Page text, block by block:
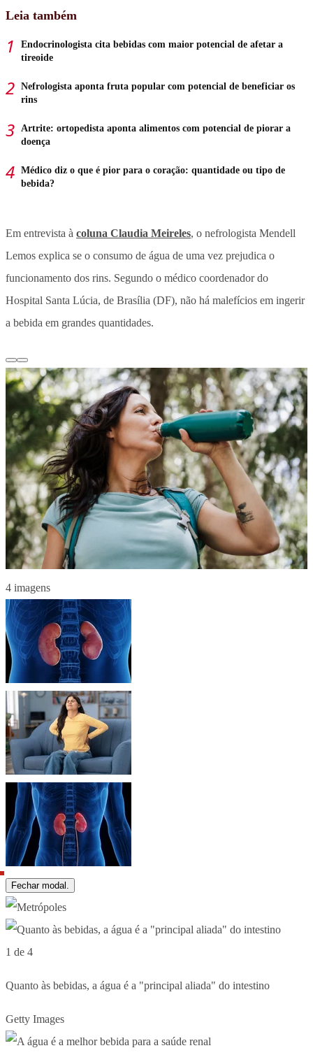
Leia também
Endocrinologista cita bebidas com maior potencial de afetar a
tireoide
Nefrologista aponta fruta popular com potencial de beneficiar os
rins
Artrite: ortopedista aponta alimentos com potencial de piorar a
doença
Médico diz o que é pior para o coração: quantidade ou tipo de
bebida?
Em entrevista à coluna Claudia Meireles, o nefrologista Mendell
Lemos explica se o consumo de água de uma vez prejudica o
funcionamento dos rins. Segundo o médico coordenador do
Hospital Santa Lúcia, de Brasília (DF), não há malefícios em ingerir
a bebida em grandes quantidades.
4 imagens
Fechar modal.
1 de 4
Quanto às bebidas, a água é a "principal aliada" do intestino
Getty Images